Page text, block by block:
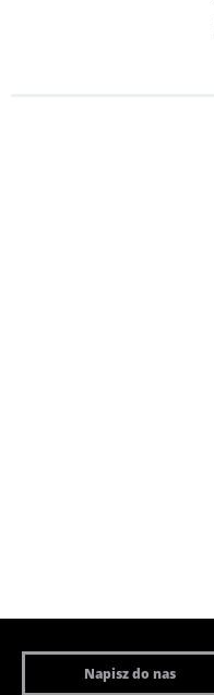
Napisz do nas